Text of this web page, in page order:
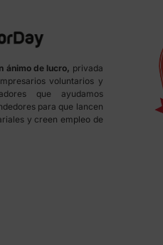
ánimo de lucro, privada
voluntarios y
que ayudamos
para que lancen
y creen empleo de